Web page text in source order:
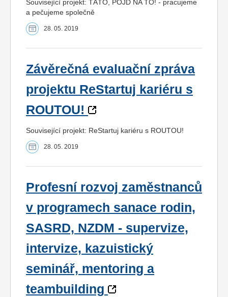
Související projekt: TÁTO, POJĎ NA TO! - pracujeme
a pečujeme společně
28. 05. 2019
Závěrečná evaluační zpráva
projektu ReStartuj kariéru s
ROUTOU!
Související projekt: ReStartuj kariéru s ROUTOU!
28. 05. 2019
Profesní rozvoj zaměstnanců
v programech sanace rodin,
SASRD, NZDM - supervize,
intervize, kazuistický
seminář, mentoring a
teambuilding